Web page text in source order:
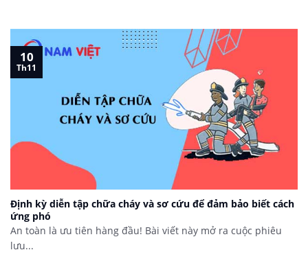
Định kỳ diễn tập chữa cháy và sơ cứu để đảm bảo biết cách
ứng phó
An toàn là ưu tiên hàng đầu! Bài viết này mở ra cuộc phiêu
lưu...
10
Th11